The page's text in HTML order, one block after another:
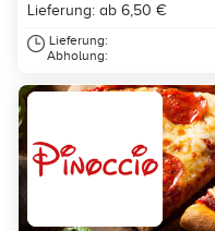
Lieferung: ab 6,50 €
Lieferung:
Abholung: